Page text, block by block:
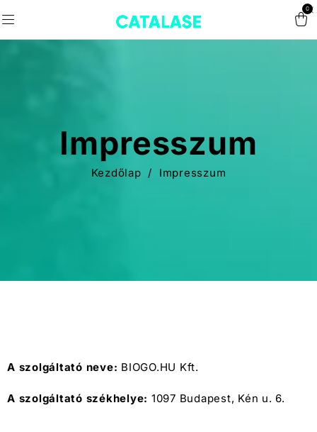
0
Impresszum
Kezdőlap / Impresszum
A szolgáltató neve: BIOGO.HU Kft.
A szolgáltató székhelye: 1097 Budapest, Kén u. 6.